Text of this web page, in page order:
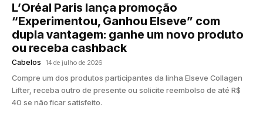
L’Oréal Paris lança promoção
“Experimentou, Ganhou Elseve” com
dupla vantagem: ganhe um novo produto
ou receba cashback
Cabelos 14 de julho de 2026
Compre um dos produtos participantes da linha Elseve Collagen
Lifter, receba outro de presente ou solicite reembolso de até R$
40 se não ficar satisfeito.